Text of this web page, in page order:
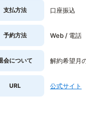
支払方法 口座振込
予約方法 Web / 電話
会について 解約希望月
URL 公式サイト